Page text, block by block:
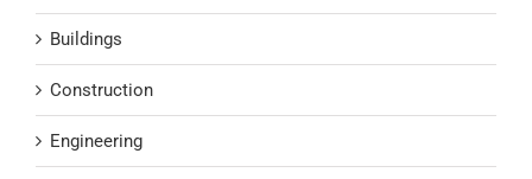
Buildings
Construction
Engineering